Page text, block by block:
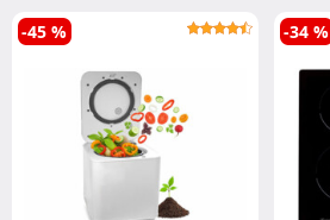
-45 % -34 %